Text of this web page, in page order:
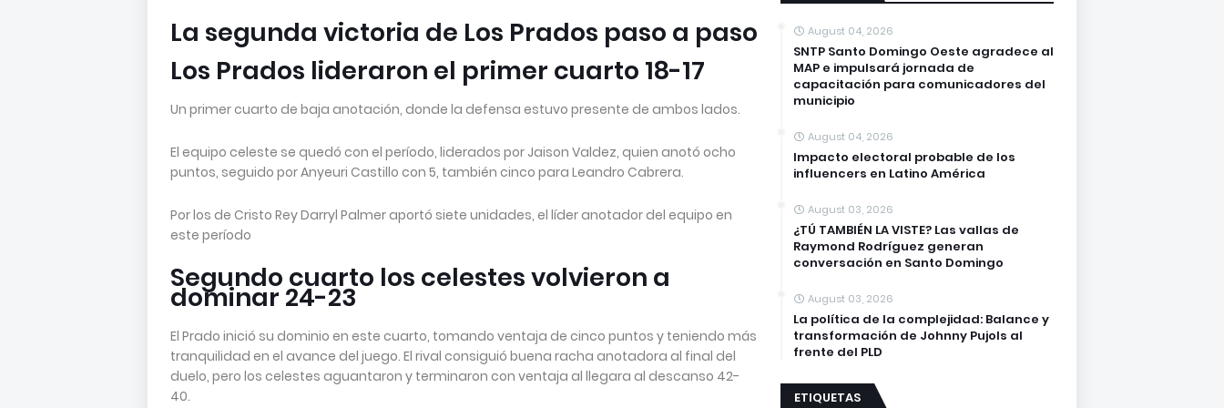
La segunda victoria de Los Prados paso a paso
Los Prados lideraron el primer cuarto 18-17
Un primer cuarto de baja anotación, donde la defensa estuvo presente de ambos lados.
El equipo celeste se quedó con el período, liderados por Jaison Valdez, quien anotó ocho
puntos, seguido por Anyeuri Castillo con 5, también cinco para Leandro Cabrera.
Por los de Cristo Rey Darryl Palmer aportó siete unidades, el líder anotador del equipo en
este período
Segundo cuarto los celestes volvieron a
dominar 24-23
El Prado inició su dominio en este cuarto, tomando ventaja de cinco puntos y teniendo más
tranquilidad en el avance del juego. El rival consiguió buena racha anotadora al final del
duelo, pero los celestes aguantaron y terminaron con ventaja al llegara al descanso 42-
40.
August 04, 2026
SNTP Santo Domingo Oeste agradece al
MAP e impulsará jornada de
capacitación para comunicadores del
municipio
August 04, 2026
Impacto electoral probable de los
influencers en Latino América
August 03, 2026
¿TÚ TAMBIÉN LA VISTE? Las vallas de
Raymond Rodríguez generan
conversación en Santo Domingo
August 03, 2026
La política de la complejidad: Balance y
transformación de Johnny Pujols al
frente del PLD
ETIQUETAS